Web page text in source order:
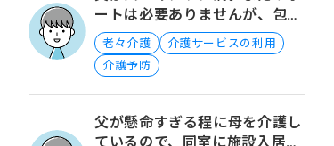
ートは必要ありませんが、包括
に相談すべきでしょうか？
老々介護
介護サービスの利用
介護予防
父が懸命すぎる程に母を介護し
ているので、同室に施設入居す